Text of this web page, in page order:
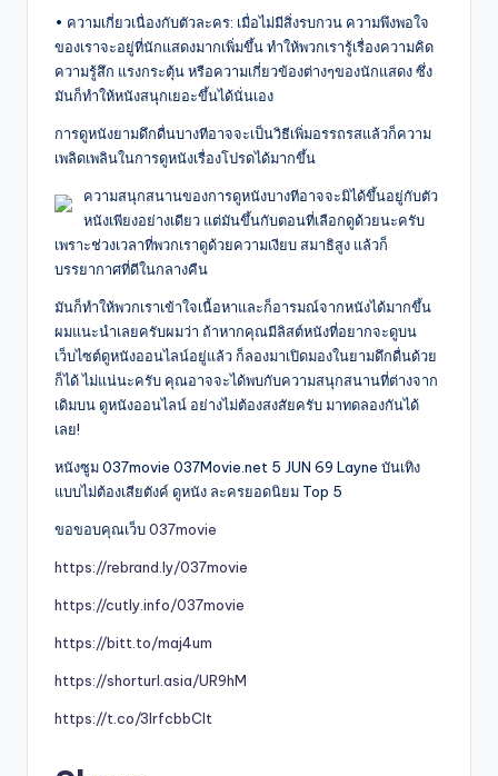
• ความเกี่ยวเนื่องกับตัวละคร: เมื่อไม่มีสิ่งรบกวน ความพึงพอใจ
ของเราจะอยู่ที่นักแสดงมากเพิ่มขึ้น ทำให้พวกเรารู้เรื่องความคิด
ความรู้สึก แรงกระตุ้น หรือความเกี่ยวข้องต่างๆของนักแสดง ซึ่ง
มันก็ทำให้หนังสนุกเยอะขึ้นได้นั่นเอง
การดูหนังยามดึกดื่นบางทีอาจจะเป็นวิธีเพิ่มอรรถรสแล้วก็ความ
เพลิดเพลินในการดูหนังเรื่องโปรดได้มากขึ้น
ความสนุกสนานของการดูหนังบางทีอาจจะมิได้ขึ้นอยู่กับตัว
หนังเพียงอย่างเดียว แต่มันขึ้นกับตอนที่เลือกดูด้วยนะครับ
เพราะช่วงเวลาที่พวกเราดูด้วยความเงียบ สมาธิสูง แล้วก็
บรรยากาศที่ดีในกลางคืน
มันก็ทำให้พวกเราเข้าใจเนื้อหาและก็อารมณ์จากหนังได้มากขึ้น
ผมแนะนำเลยครับผมว่า ถ้าหากคุณมีลิสต์หนังที่อยากจะดูบน
เว็บไซต์ดูหนังออนไลน์อยู่แล้ว ก็ลองมาเปิดมองในยามดึกดื่นด้วย
ก็ได้ ไม่แน่นะครับ คุณอาจจะได้พบกับความสนุกสนานที่ต่างจาก
เดิมบน ดูหนังออนไลน์ อย่างไม่ต้องสงสัยครับ มาทดลองกันได้
เลย!
หนังซูม 037movie 037Movie.net 5 JUN 69 Layne บันเทิง
แบบไม่ต้องเสียตังค์ ดูหนัง ละครยอดนิยม Top 5
ขอขอบคุณเว็บ037movie
https://rebrand.ly/037movie
https://cutly.info/037movie
https://bitt.to/maj4um
https://shorturl.asia/UR9hM
https://t.co/3IrfcbbClt